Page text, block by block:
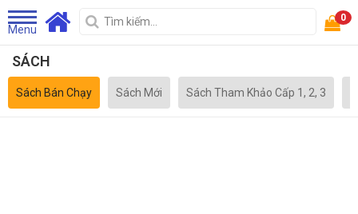
Menu
0
SÁCH
Sách Bán Chạy Sách Mới Sách Tham Khảo Cấp 1, 2, 3